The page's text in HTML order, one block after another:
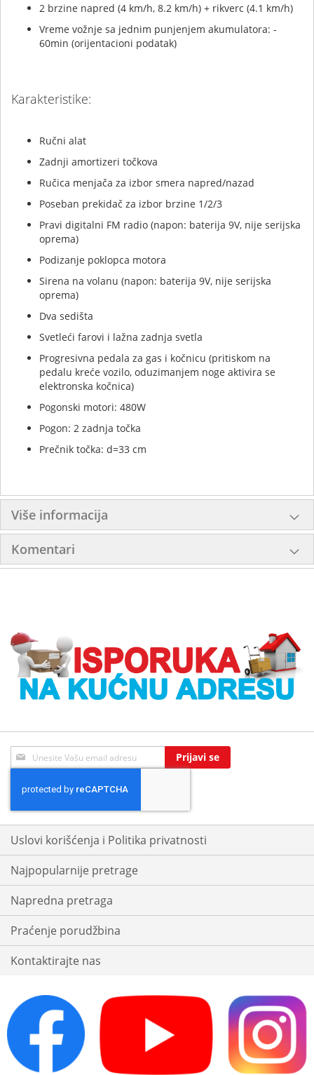
2 brzine napred (4 km/h, 8.2 km/h) + rikverc (4.1 km/h)
Vreme vožnje sa jednim punjenjem akumulatora: -
60min (orijentacioni podatak)
Karakteristike:
Ručni alat
Zadnji amortizeri točkova
Ručica menjača za izbor smera napred/nazad
Poseban prekidač za izbor brzine 1/2/3
Pravi digitalni FM radio (napon: baterija 9V, nije serijska
oprema)
Podizanje poklopca motora
Sirena na volanu (napon: baterija 9V, nije serijska
oprema)
Dva sedišta
Svetleći farovi i lažna zadnja svetla
Progresivna pedala za gas i kočnicu (pritiskom na
pedalu kreće vozilo, oduzimanjem noge aktivira se
elektronska kočnica)
Pogonski motori: 480W
Pogon: 2 zadnja točka
Prečnik točka: d=33 cm
Više informacija
Komentari
Sign
Up
Our
Newsletter:
Prijavi se
Uslovi korišćenja i Politika privatnosti
Najpopularnije pretrage
Napredna pretraga
Praćenje porudžbina
Kontaktirajte nas